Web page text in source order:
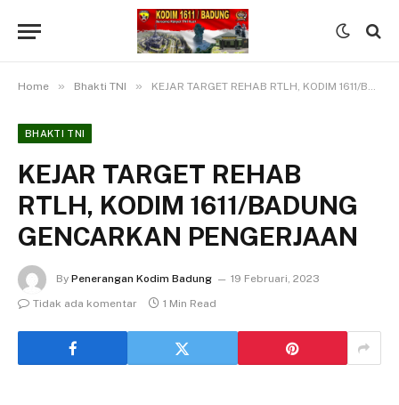
Home » Bhakti TNI » KEJAR TARGET REHAB RTLH, KODIM 1611/BADUNG GENCARKAN PENGERJAAN
BHAKTI TNI
KEJAR TARGET REHAB
RTLH, KODIM 1611/BADUNG
GENCARKAN PENGERJAAN
By Penerangan Kodim Badung
19 Februari, 2023
Tidak ada komentar
1 Min Read